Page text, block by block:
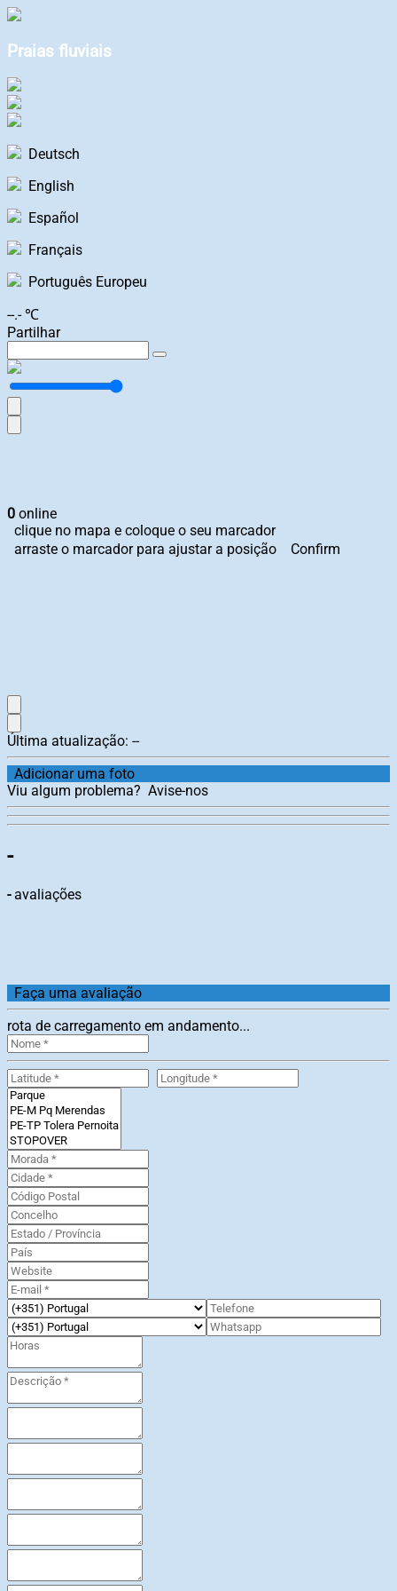
Praias fluviais
Deutsch
English
Español
Français
Português Europeu
--.- ℃
Partilhar
0 online
clique no mapa e coloque o seu marcador
arraste o marcador para ajustar a posição
Confirm
Última atualização: --
Adicionar uma foto
Viu algum problema? Avise-nos
-
-avaliações
Faça uma avaliação
rota de carregamento em andamento...